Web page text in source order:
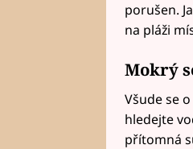
porušen.
na pláži
Mokrý
Všude se
hledejte
přítomná